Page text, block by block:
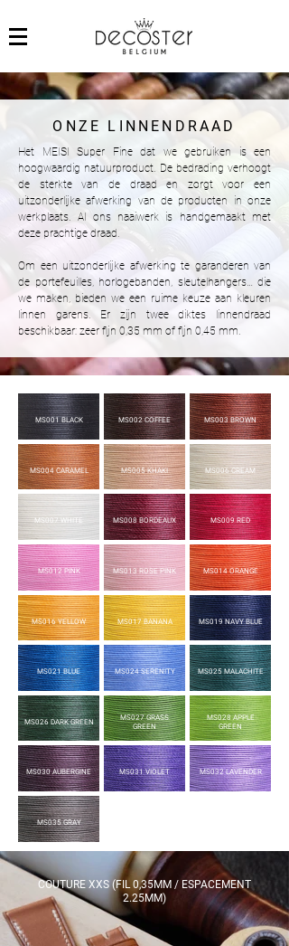
ONZE LINNENDRAAD
Het MEISI Super Fine dat we gebruiken is een
hoogwaardig natuurproduct. De bedrading verhoogt
de sterkte van de draad en zorgt voor een
uitzonderlijke afwerking van de producten in onze
werkplaats. Al ons naaiwerk is handgemaakt met
deze prachtige draad.
Om een ​​uitzonderlijke afwerking te garanderen van
de portefeuilles, horlogebanden, sleutelhangers… die
we maken, bieden we een ruime keuze aan kleuren
linnen garens. Er zijn twee diktes linnendraad
beschikbaar: zeer fijn 0,35 mm of fijn 0,45 mm.
MS001 BLACK MS002 COFFEE MS003 BROWN
MS004 CARAMEL MS005 KHAKI MS006 CREAM
MS007 WHITE MS008 BORDEAUX MS009 RED
MS012 PINK MS013 ROSE PINK MS014 ORANGE
MS016 YELLOW MS017 BANANA MS019 NAVY BLUE
MS021 BLUE MS024 SERENITY MS025 MALACHITE
MS026 DARK GREEN
MS027 GRASS
GREEN
MS028 APPLE
GREEN
MS030 AUBERGINE MS031 VIOLET MS032 LAVENDER
MS035 GRAY
COUTURE XXS (FIL 0,35MM / ESPACEMENT
2.25MM)​